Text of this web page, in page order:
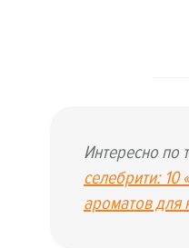
Интересно по
селебрити: 10
ароматов для